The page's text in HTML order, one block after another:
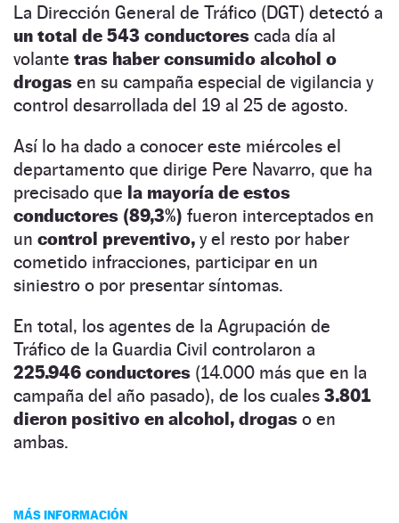
La Dirección General de Tráfico (DGT) detectó a
un total de 543 conductores cada día al
volante tras haber consumido alcohol o
drogas en su campaña especial de vigilancia y
control desarrollada del 19 al 25 de agosto.
Así lo ha dado a conocer este miércoles el
departamento que dirige Pere Navarro, que ha
precisado que la mayoría de estos
conductores (89,3%) fueron interceptados en
un control preventivo, y el resto por haber
cometido infracciones, participar en un
siniestro o por presentar síntomas.
En total, los agentes de la Agrupación de
Tráfico de la Guardia Civil controlaron a
225.946 conductores (14.000 más que en la
campaña del año pasado), de los cuales 3.801
dieron positivo en alcohol, drogas o en
ambas.
MÁS INFORMACIÓN